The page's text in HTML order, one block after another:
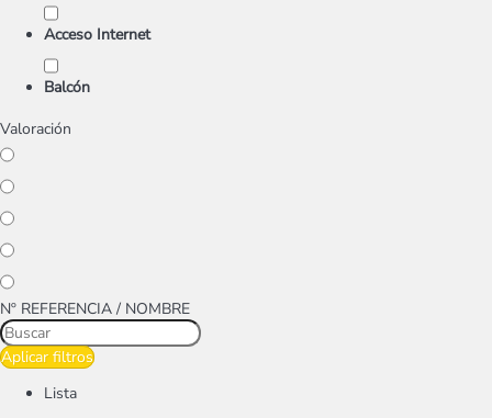
Acceso Internet
Balcón
Valoración
Nº REFERENCIA / NOMBRE
Aplicar filtros
Lista